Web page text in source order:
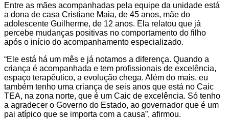
Entre as mães acompanhadas pela equipe da unidade está
a dona de casa Cristiane Maia, de 45 anos, mãe do
adolescente Guilherme, de 12 anos. Ela relatou que já
percebe mudanças positivas no comportamento do filho
após o início do acompanhamento especializado.
“Ele está há um mês e já notamos a diferença. Quando a
criança é acompanhada e tem profissionais de excelência,
espaço terapêutico, a evolução chega. Além do mais, eu
também tenho uma criança de seis anos que está no Caic
TEA, na zona norte, que é um Caic de excelência. Só tenho
a agradecer o Governo do Estado, ao governador que é um
pai atípico que se importa com a causa”, afirmou.